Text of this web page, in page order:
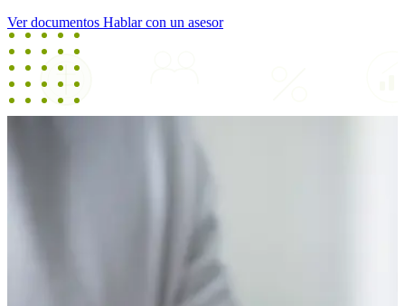
Ver documentos Hablar con un asesor